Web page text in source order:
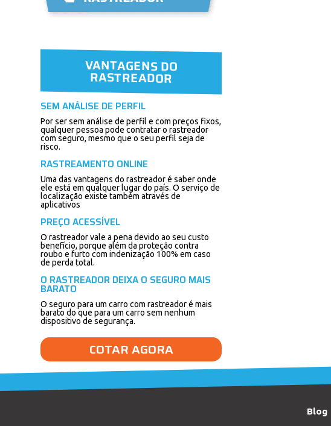
VANTAGENS DO
RASTREADOR
SEM ANÁLISE DE PERFIL
Por ser sem análise de perfil e com preços fixos,
qualquer pessoa pode contratar o rastreador
com seguro, mesmo que o seu perfil seja de
risco.
RASTREAMENTO ONLINE
Uma das vantagens do rastreador é saber onde
ele está em qualquer lugar do país. O serviço de
localização existe também através de
aplicativos
PREÇO ACESSÍVEL
O rastreador vale a pena devido ao seu custo
benefício, porque além da proteção contra
roubo e furto com indenização 100% em caso
de perda total.
O RASTREADOR DEIXA O SEGURO MAIS
BARATO
O seguro para um carro com rastreador é mais
barato do que para um carro sem nenhum
dispositivo de segurança.
COTAR AGORA
Blog